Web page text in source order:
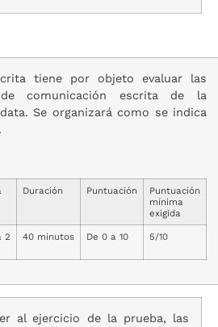
tiene por objeto evaluar las
de comunicación escrita de la
Se organizará como se indica
Duración Puntuación
Puntuación
mínima
exigida
2 40 minutos De 0 a 10 5/10
al ejercicio de la prueba, las